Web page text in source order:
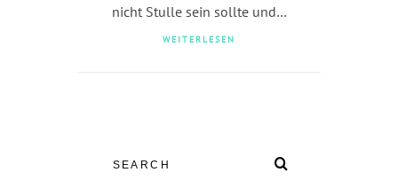
nicht Stulle sein sollte und…
WEITERLESEN